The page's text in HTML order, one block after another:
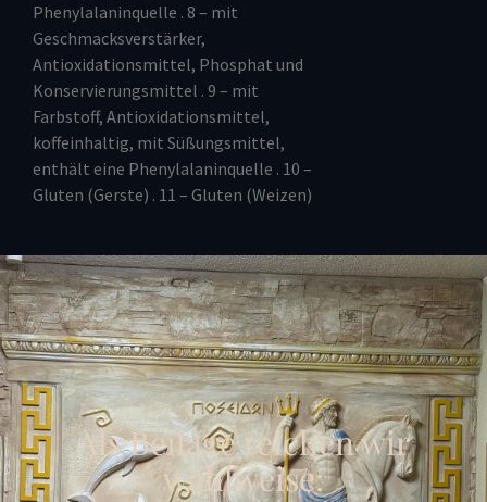
Phenylalaninquelle . 8 – mit
Geschmacksverstärker,
Antioxidationsmittel, Phosphat und
Konservierungsmittel . 9 – mit
Farbstoff, Antioxidationsmittel,
koffeinhaltig, mit Süßungsmittel,
enthält eine Phenylalaninquelle . 10 –
Gluten (Gerste) . 11 – Gluten (Weizen)
Als Beilage reichen wir
wahlweise: